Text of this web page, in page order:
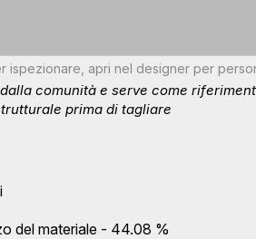
ispezionare, apri nel designer per
comunità e serve come
prima di tagliare
del materiale - 44.08 %